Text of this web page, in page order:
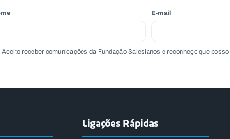
E-mail
Aceito receber comunicações da Fundação Salesianos e reconheço que
Ligações Rápidas